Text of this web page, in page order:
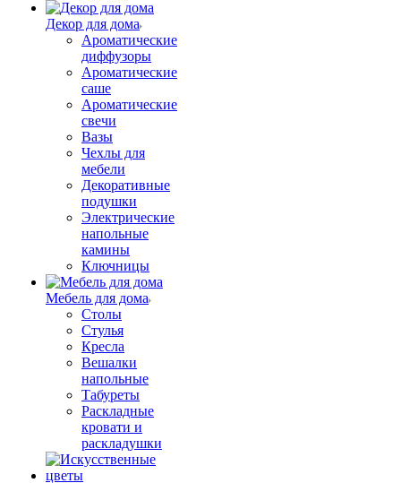
Декор для дома
Ароматические
диффузоры
Ароматические
саше
Ароматические
свечи
Вазы
Чехлы для
мебели
Декоративные
подушки
Электрические
напольные
камины
Ключницы
Мебель для дома
Столы
Стулья
Кресла
Вешалки
напольные
Табуреты
Раскладные
кровати и
раскладушки